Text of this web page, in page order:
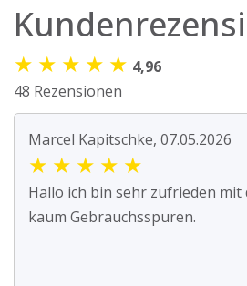
★ ★ ★ ★ ★ 4,96
48 Rezensionen
Marcel Kapitschke, 07.05.2026
★ ★ ★ ★ ★
Hallo ich bin sehr zufrieden mit
kaum Gebrauchsspuren.